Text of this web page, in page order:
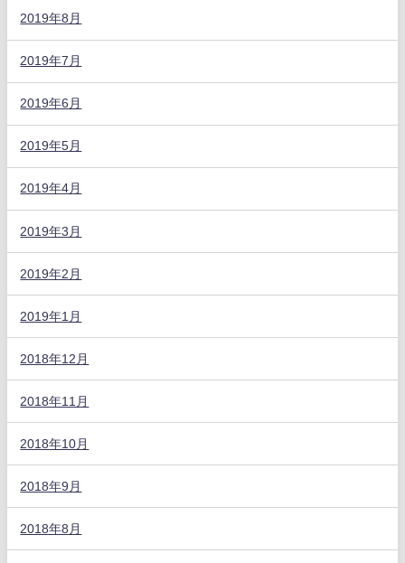
2019年8月
2019年7月
2019年6月
2019年5月
2019年4月
2019年3月
2019年2月
2019年1月
2018年12月
2018年11月
2018年10月
2018年9月
2018年8月